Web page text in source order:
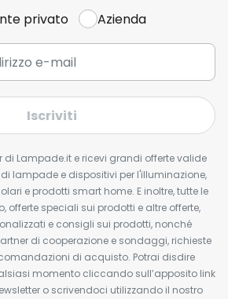
privato Azienda
Iscriviti
di Lampade.it e ricevi grandi offerte valide
lampade e dispositivi per l'illuminazione,
e prodotti smart home. E inoltre, tutte le
offerte speciali sui prodotti e altre offerte,
e consigli sui prodotti, nonché
di cooperazione e sondaggi, richieste
di acquisto. Potrai disdire
momento cliccando sull’apposito link
o scrivendoci utilizzando il nostro